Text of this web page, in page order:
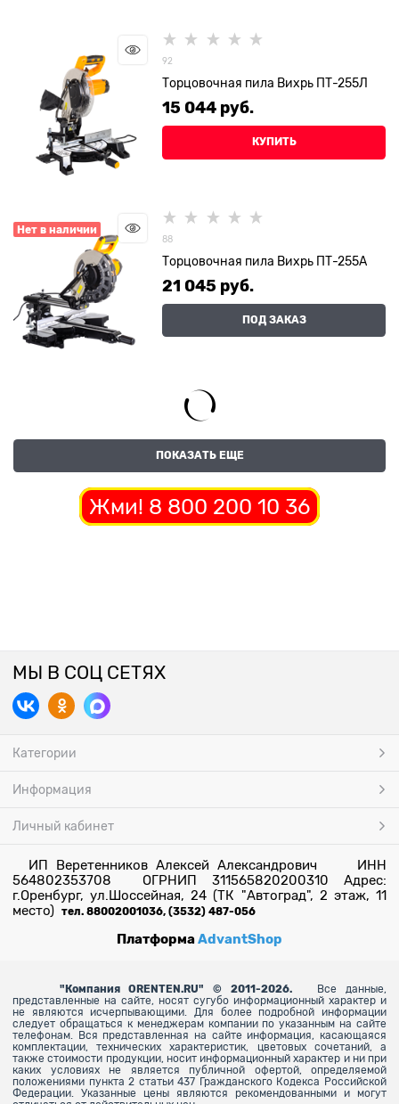
92
Торцовочная пила Вихрь ПТ-255Л
15 044 руб.
КУПИТЬ
Нет в наличии
88
Торцовочная пила Вихрь ПТ-255А
21 045 руб.
ПОД ЗАКАЗ
ПОКАЗАТЬ ЕЩЕ
Жми! 8 800 200 10 36
МЫ В СОЦ СЕТЯХ
Категории
Информация
Личный кабинет
ИП Веретенников Алексей Александрович ИНН
564802353708 ОГРНИП 311565820200310 Адрес:
г.Оренбург, ул.Шоссейная, 24 (ТК "Автоград", 2 этаж, 11
место) тел. 88002001036, (3532) 487-056
ПлатформаAdvantShop
" Компания ORENTEN.RU" © 2011-2026.
Все данные,
представленные на сайте, носят сугубо информационный характер и
не являются исчерпывающими. Для более подробной информации
следует обращаться к менеджерам компании по указанным на сайте
телефонам. Вся представленная на сайте информация, касающаяся
комплектации, технических характеристик, цветовых сочетаний, а
также стоимости продукции, носит информационный характер и ни при
каких условиях не является публичной офертой, определяемой
положениями пункта 2 статьи 437 Гражданского Кодекса Российской
Федерации. Указанные цены являются рекомендованными и могут